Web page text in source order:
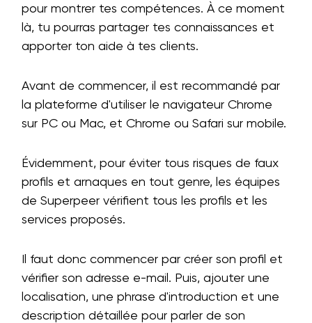
pour montrer tes compétences. À ce moment
là, tu pourras partager tes connaissances et
apporter ton aide à tes clients.
Avant de commencer, il est recommandé par
la plateforme d'utiliser le navigateur Chrome
sur PC ou Mac, et Chrome ou Safari sur mobile.
Évidemment, pour éviter tous risques de faux
profils et arnaques en tout genre, les équipes
de Superpeer vérifient tous les profils et les
services proposés.
Il faut donc commencer par créer son profil et
vérifier son adresse e-mail. Puis, ajouter une
localisation, une phrase d'introduction et une
description détaillée pour parler de son